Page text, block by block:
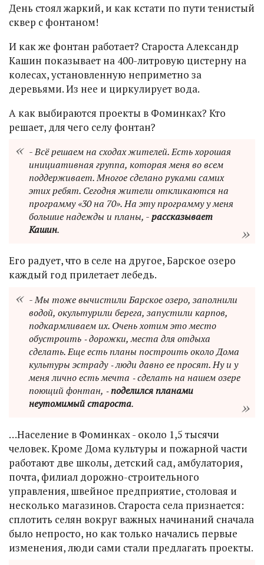
День стоял жаркий, и как кстати по пути тенистый
сквер с фонтаном!
И как же фонтан работает? Староста Александр
Кашин показывает на 400-литровую цистерну на
колесах, установленную неприметно за
деревьями. Из нее и циркулирует вода.
А как выбираются проекты в Фоминках? Кто
решает, для чего селу фонтан?
- Всё решаем на сходах жителей. Есть хорошая
инициативная группа, которая меня во всем
поддерживает. Многое сделано руками самих
этих ребят. Сегодня жители откликаются на
программу «30 на 70». На эту программу у меня
большие надежды и планы, -рассказывает
Кашин.
Его радует, что в селе на другое, Барское озеро
каждый год прилетает лебедь.
- Мы тоже вычистили Барское озеро, заполнили
водой, окультурили берега, запустили карпов,
подкармливаем их. Очень хотим это место
обустроить ‑ дорожки, места для отдыха
сделать. Еще есть планы построить около Дома
культуры эстраду ‑ люди давно ее просят. Ну и у
меня лично есть мечта ‑ сделать на нашем озере
поющий фонтан, ‑поделился планами
неутомимый староста.
…Население в Фоминках - около 1,5 тысячи
человек. Кроме Дома культуры и пожарной части
работают две школы, детский сад, амбулатория,
почта, филиал дорожно-строительного
управления, швейное предприятие, столовая и
несколько магазинов. Староста села признается:
сплотить селян вокруг важных начинаний сначала
было непросто, но как только начались первые
изменения, люди сами стали предлагать проекты.